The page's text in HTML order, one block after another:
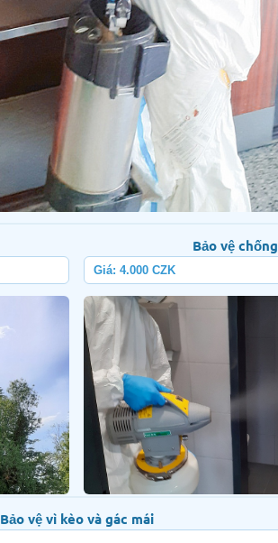
Bảo vệ
Giá: 4.000 CZK
Bảo vệ vì kèo và gác mái